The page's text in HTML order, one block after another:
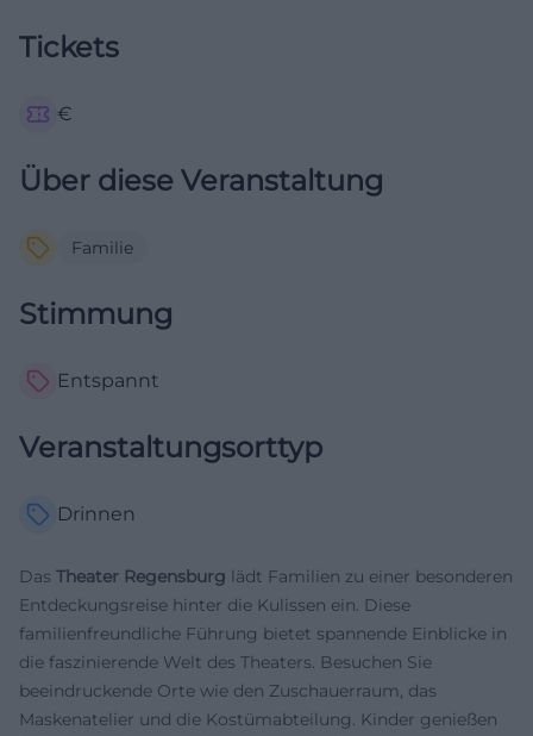
Tickets
€
Über diese Veranstaltung
Familie
Stimmung
Entspannt
Veranstaltungsorttyp
Drinnen
Das Theater Regensburg lädt Familien zu einer besonderen
Entdeckungsreise hinter die Kulissen ein. Diese
familienfreundliche Führung bietet spannende Einblicke in
die faszinierende Welt des Theaters. Besuchen Sie
beeindruckende Orte wie den Zuschauerraum, das
Maskenatelier und die Kostümabteilung. Kinder genießen